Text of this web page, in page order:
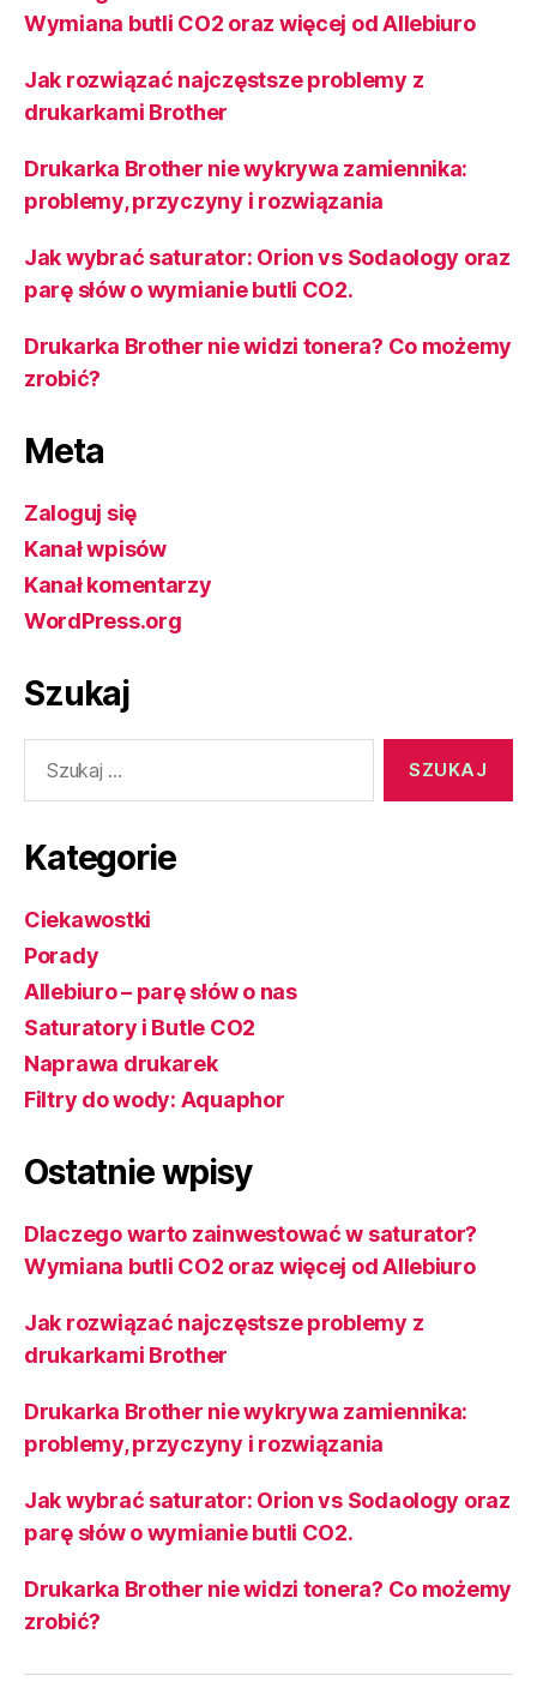
Wymiana butli CO2 oraz więcej od Allebiuro
Jak rozwiązać najczęstsze problemy z
drukarkami Brother
Drukarka Brother nie wykrywa zamiennika:
problemy, przyczyny i rozwiązania
Jak wybrać saturator: Orion vs Sodaology oraz
parę słów o wymianie butli CO2.
Drukarka Brother nie widzi tonera? Co możemy
zrobić?
Meta
Zaloguj się
Kanał wpisów
Kanał komentarzy
WordPress.org
Szukaj
Kategorie
Ciekawostki
Porady
Allebiuro – parę słów o nas
Saturatory i Butle CO2
Naprawa drukarek
Filtry do wody: Aquaphor
Ostatnie wpisy
Dlaczego warto zainwestować w saturator?
Wymiana butli CO2 oraz więcej od Allebiuro
Jak rozwiązać najczęstsze problemy z
drukarkami Brother
Drukarka Brother nie wykrywa zamiennika:
problemy, przyczyny i rozwiązania
Jak wybrać saturator: Orion vs Sodaology oraz
parę słów o wymianie butli CO2.
Drukarka Brother nie widzi tonera? Co możemy
zrobić?